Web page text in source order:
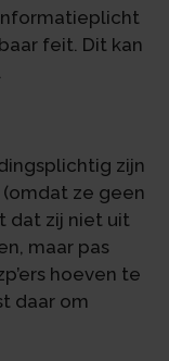
feit. Dit kan
zijn
ze geen
dat zij niet uit
maar pas
hoeven te
daar om